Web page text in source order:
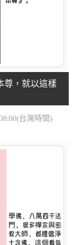
尊，就以這樣
台灣時間)